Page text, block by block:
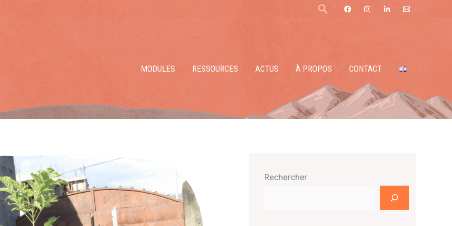
Rechercher
MODULES RESSOURCES ACTUS À PROPOS CONTACT
Rechercher